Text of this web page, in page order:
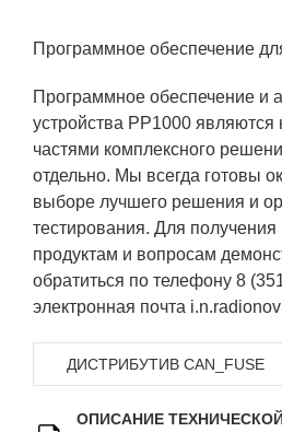
Фундаментальные и
исследования
Газодинамические
Экспериментальная база
Космическая защита
Забабахинские научные
Семинар
металлов и сплавов»
Премии молодым ученым
Интеллектуальная
Программное обеспечение
Программное обеспечение и
устройства РР1000
частями комплексного
отдельно. Мы всегда готовы
выборе лучшего решения и
тестирования. Для
продуктам и вопросам
обратиться по телефону 8
электронная почта
ДИСТРИБУТИВ CAN_FUSE
ОПИСАНИЕ